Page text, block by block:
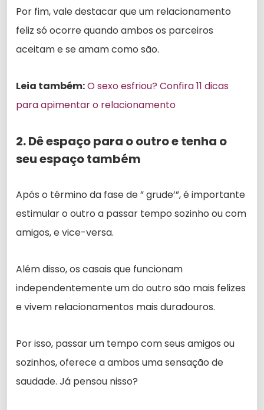
Por fim, vale destacar que um relacionamento
feliz só ocorre quando ambos os parceiros
aceitam e se amam como são.
Leia também:O sexo esfriou? Confira 11 dicas
para apimentar o relacionamento
2. Dê espaço para o outro e tenha o
seu espaço também
Após o término da fase de ” grude’”, é importante
estimular o outro a passar tempo sozinho ou com
amigos, e vice-versa.
Além disso, os casais que funcionam
independentemente um do outro são mais felizes
e vivem relacionamentos mais duradouros.
Por isso, passar um tempo com seus amigos ou
sozinhos, oferece a ambos uma sensação de
saudade. Já pensou nisso?